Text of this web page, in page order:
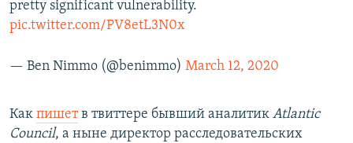
pretty significant vulnerability.
pic.twitter.com/PV8etL3N0x
— Ben Nimmo (@benimmo) March 12, 2020
Как пишетв твиттере бывший аналитик Atlantic
Council, а ныне директор расследовательских